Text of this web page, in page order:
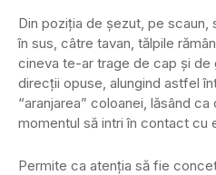
Din poziția de șezut, pe
în sus, câtre tavan, tălpile
cineva te-ar trage de cap și de
direcții opuse, alungind astfel
“aranjarea” coloanei, lăsând
momentul să intri în contact cu
Permite ca atenția să fie